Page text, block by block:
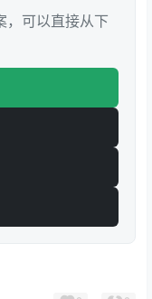
，可以直接从下